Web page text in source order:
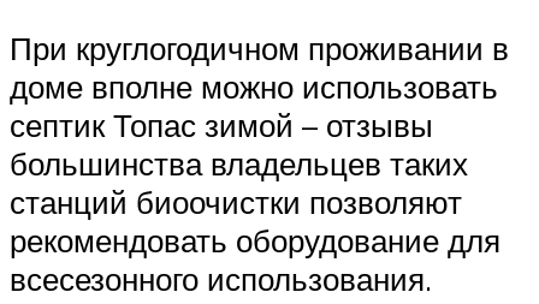
При круглогодичном проживании в
доме вполне можно использовать
септик Топас зимой – отзывы
большинства владельцев таких
станций биоочистки позволяют
рекомендовать оборудование для
всесезонного использования.